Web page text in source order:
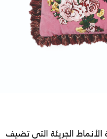
الجريئة التي تضيف